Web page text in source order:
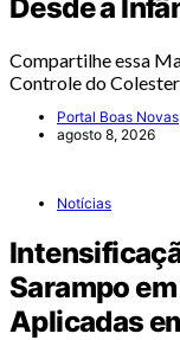
Desde a
Compartilhe essa
Controle do
Portal Boas Novas
agosto 8, 2026
Notícias
Sarampo
Aplicadas